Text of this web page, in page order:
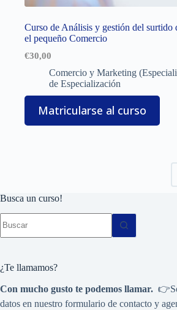
Curso de Análisis y gestión del surtido
el pequeño Comercio
€30,00
Comercio y Marketing
de Especialización
Matricularse al curso
Busca un curso!
resultados
¿Te llamamos?
Con mucho gusto te podemos llamar.
datos en nuestro formulario de contacto y